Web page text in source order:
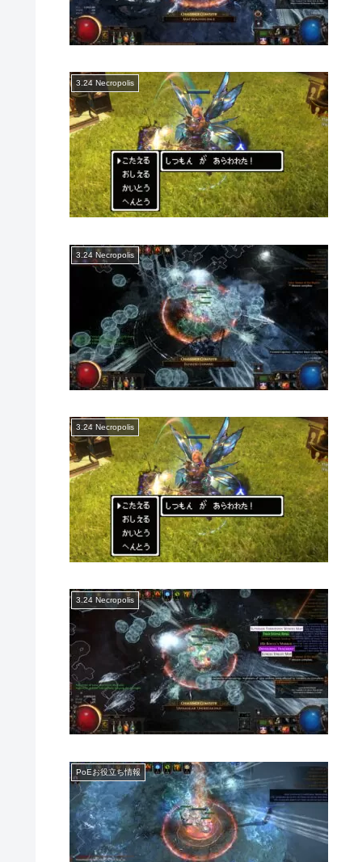
3.24 Necropolis
3.24 Necropolis
3.24 Necropolis
3.24 Necropolis
PoEお役立ち情報